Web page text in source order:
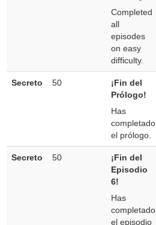
Completed
all
episodes
on easy
difficulty.
Secreto 50
¡Fin del
Prólogo!
Has
completado
el prólogo.
Secreto 50
¡Fin del
Episodio
6!
Has
completado
el episodio